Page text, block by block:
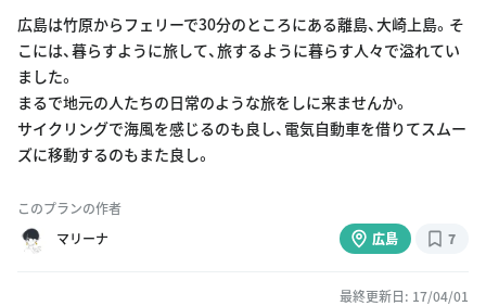
広島は竹原からフェリーで30分のところにある離島、大崎上島。そ
こには、暮らすように旅して、旅するように暮らす人々で溢れてい
ました。
まるで地元の人たちの日常のような旅をしに来ませんか。
サイクリングで海風を感じるのも良し、電気自動車を借りてスムー
ズに移動するのもまた良し。
このプランの作者
マリーナ
広島 7
最終更新日: 17/04/01